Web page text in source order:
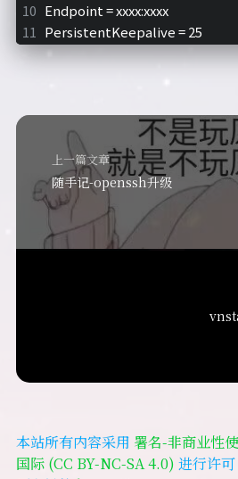
Endpoint = xxxx:xxxx
PersistentKeepalive = 25
上一篇文章
随手记-openssh升级
本站所有内容采用 署名-非商业性
国际 (CC BY-NC-SA 4.0) 进行许可